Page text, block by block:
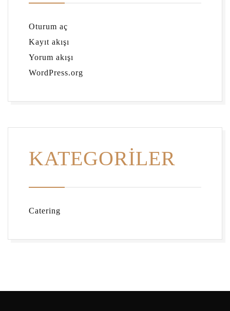
Oturum aç
Kayıt akışı
Yorum akışı
WordPress.org
KATEGORILER
Catering